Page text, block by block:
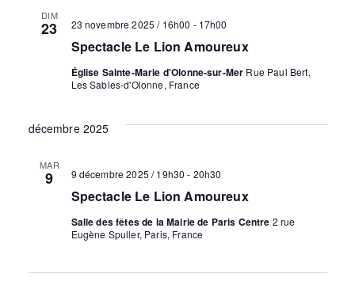
DIM
23
Spectacle Le Lion Amoureux
23 novembre 2025 / 16h00 - 17h00
Église Sainte-Marie d'Olonne-sur-Mer Rue Paul Bert,
Les Sables-d'Olonne, France
décembre 2025
MAR
9
Spectacle Le Lion Amoureux
9 décembre 2025 / 19h30 - 20h30
Salle des fêtes de la Mairie de Paris Centre 2 rue
Eugène Spuller, Paris, France